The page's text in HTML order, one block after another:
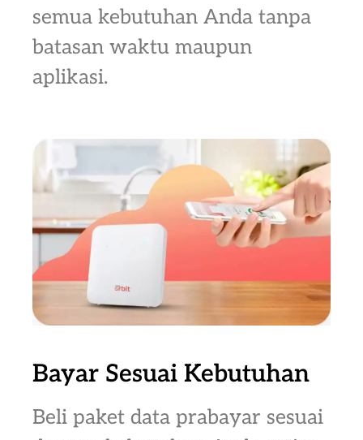
semua kebutuhan Anda tanpa
batasan waktu maupun
aplikasi.
Bayar Sesuai Kebutuhan
Beli paket data prabayar sesuai